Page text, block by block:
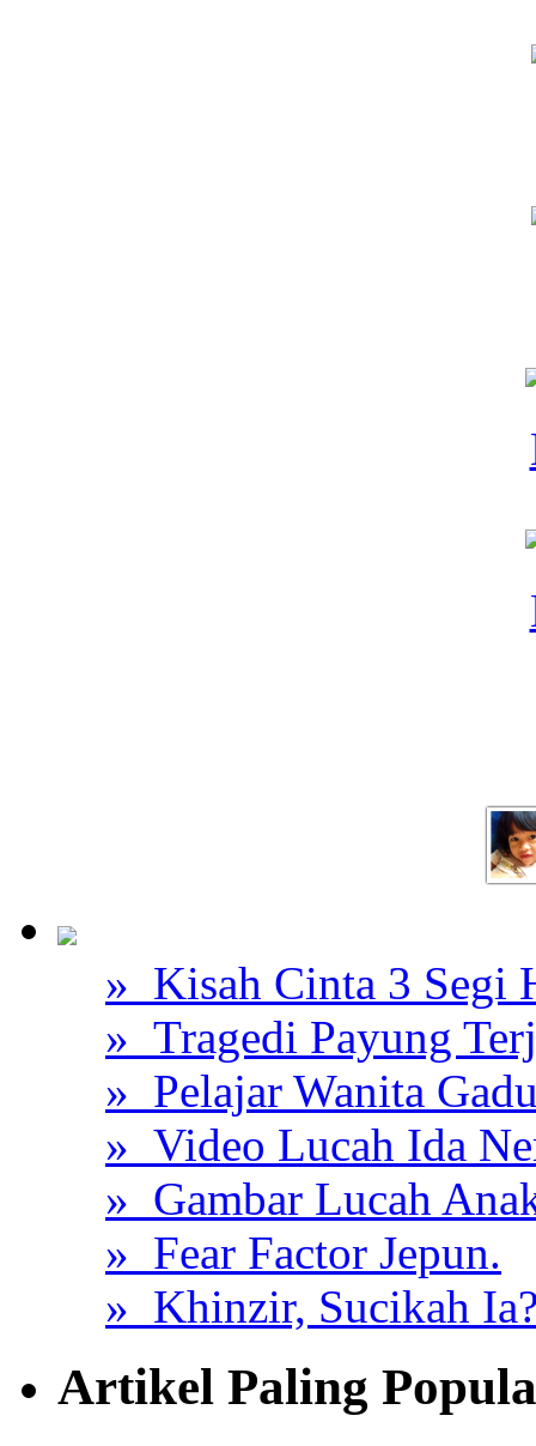
» Kisah Cinta 3 Segi
» Tragedi Payung
» Pelajar Wanita
» Video Lucah Ida
» Gambar Lucah
» Fear Factor Jepun.
» Khinzir, Sucikah
Artikel Paling